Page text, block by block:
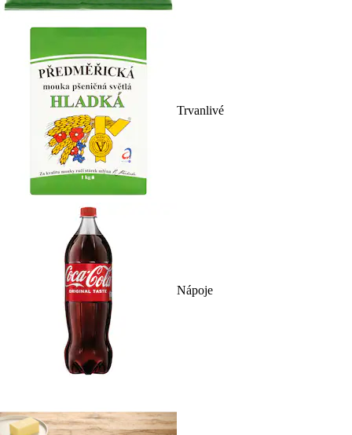
Trvanlivé
Nápoje